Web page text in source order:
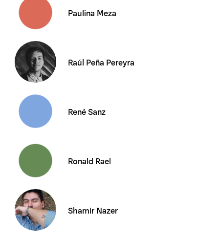
Paulina Meza
Raúl Peña Pereyra
René Sanz
Ronald Rael
Shamir Nazer